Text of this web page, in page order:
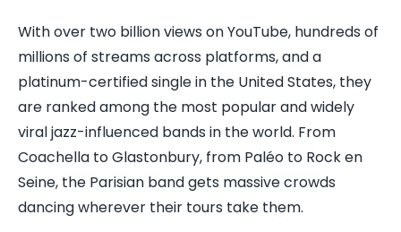
With over two billion views on YouTube, hundreds of
millions of streams across platforms, and a
platinum-certified single in the United States, they
are ranked among the most popular and widely
viral jazz-influenced bands in the world. From
Coachella to Glastonbury, from Paléo to Rock en
Seine, the Parisian band gets massive crowds
dancing wherever their tours take them.